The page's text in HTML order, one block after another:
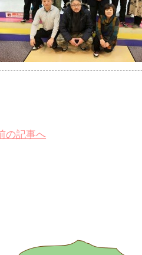
の記事へ